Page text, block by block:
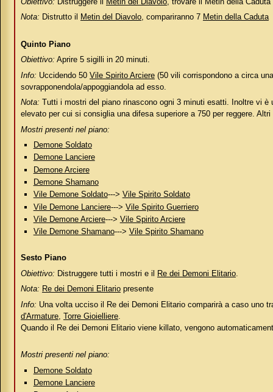
Nota: Distrutto il Metin del Diavolo, compariranno 7 Metin della Caduta
Quinto Piano
Obiettivo: Aprire 5 sigilli in 20 minuti.
Info: Uccidendo 50 Vile Spirito Arciere(50 vili corrispondono a circa
sovrapponendola/appoggiandola ad esso.
Nota: Tutti i mostri del piano rinascono ogni 3 minuti esatti. Inoltre vi
elevato per cui si consiglia una difesa superiore a 750 per reggere.
Mostri presenti nel piano:
Demone Soldato
Demone Lanciere
Demone Arciere
Demone Shamano
Vile Demone Soldato---> Vile Spirito Soldato
Vile Demone Lanciere---> Vile Spirito Guerriero
Vile Demone Arciere---> Vile Spirito Arciere
Vile Demone Shamano---> Vile Spirito Shamano
Sesto Piano
Obiettivo: Distruggere tutti i mostri e il Re dei Demoni Elitario.
Nota: Re dei Demoni Elitariopresente
Info: Una volta ucciso il Re dei Demoni Elitario comparirà a caso uno
d'Armature, Torre Gioielliere.
Quando il Re dei Demoni Elitario viene killato, vengono
Mostri presenti nel piano:
Demone Soldato
Demone Lanciere